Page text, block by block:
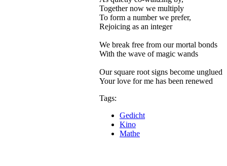
Together now we multiply
To form a number we prefer,
Rejoicing as an integer
We break free from our mortal bonds
With the wave of magic wands
Our square root signs become unglued
Your love for me has been renewed
Tags:
Gedicht
Kino
Mathe